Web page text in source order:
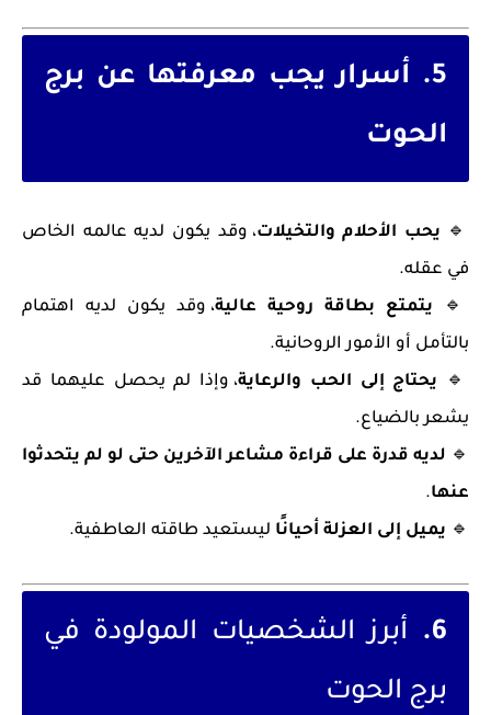
5. أسرار يجب معرفتها عن برج
الحوت
🔹 يحب الأحلام والتخيلات، وقد يكون لديه عالمه الخاص
في عقله.
🔹 يتمتع بطاقة روحية عالية، وقد يكون لديه اهتمام
بالتأمل أو الأمور الروحانية.
🔹 يحتاج إلى الحب والرعاية، وإذا لم يحصل عليهما قد
يشعر بالضياع.
🔹 لديه قدرة على قراءة مشاعر الآخرين حتى لو لم يتحدثوا
عنها.
🔹 يميل إلى العزلة أحيانًا ليستعيد طاقته العاطفية.
6.
أبرز الشخصيات المولودة في
برج الحوت